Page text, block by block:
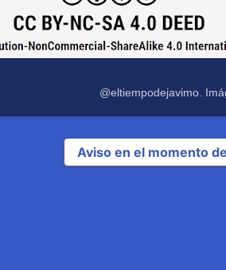
@eltiempodejavimo.
Aviso en el momento